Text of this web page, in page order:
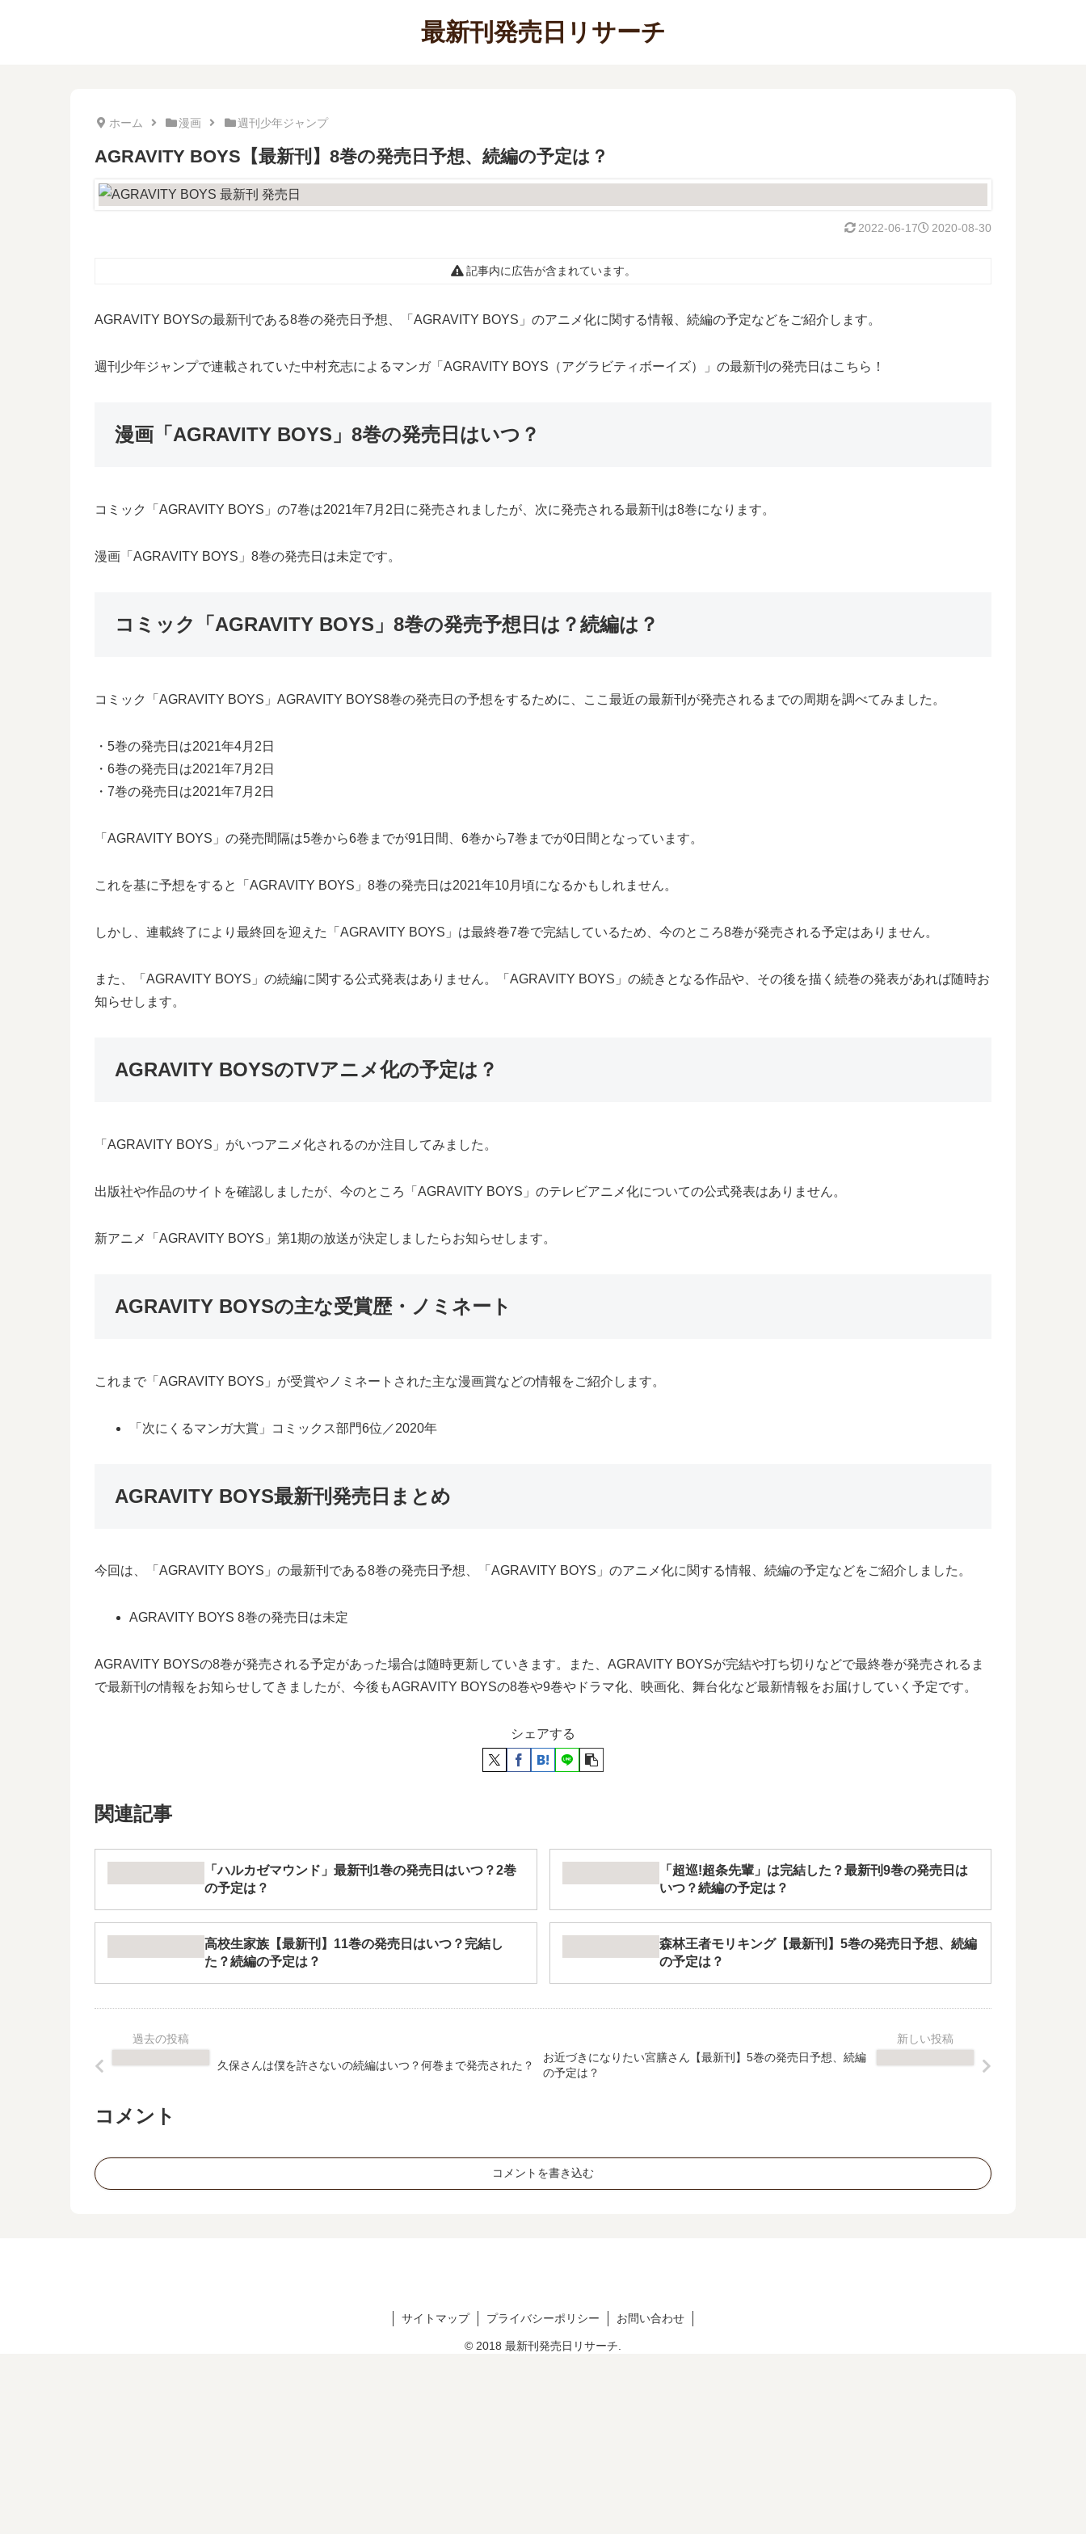
最新刊発売日リサーチ
ホーム 漫画 週刊少年ジャンプ
AGRAVITY BOYS【最新刊】8巻の発売日予想、続編の予定は？
2020-08-30
2022-06-17
記事内に広告が含まれています。
AGRAVITY BOYSの最新刊である8巻の発売日予想、「AGRAVITY BOYS」のアニメ化に関する情報、続編の予定などをご紹介します。
週刊少年ジャンプで連載されていた中村充志によるマンガ「AGRAVITY BOYS（アグラビティボーイズ）」の最新刊の発売日はこちら！
漫画「AGRAVITY BOYS」8巻の発売日はいつ？
コミック「AGRAVITY BOYS」の7巻は2021年7月2日に発売されましたが、次に発売される最新刊は8巻になります。
漫画「AGRAVITY BOYS」8巻の発売日は未定です。
コミック「AGRAVITY BOYS」8巻の発売予想日は？続編は？
コミック「AGRAVITY BOYS」AGRAVITY BOYS8巻の発売日の予想をするために、ここ最近の最新刊が発売されるまでの周期を調べてみました。
・5巻の発売日は2021年4月2日
・6巻の発売日は2021年7月2日
・7巻の発売日は2021年7月2日
「AGRAVITY BOYS」の発売間隔は5巻から6巻までが91日間、6巻から7巻までが0日間となっています。
これを基に予想をすると「AGRAVITY BOYS」8巻の発売日は2021年10月頃になるかもしれません。
しかし、連載終了により最終回を迎えた「AGRAVITY BOYS」は最終巻7巻で完結しているため、今のところ8巻が発売される予定はありません。
また、「AGRAVITY BOYS」の続編に関する公式発表はありません。「AGRAVITY BOYS」の続きとなる作品や、その後を描く続巻の発表があれば随時お
知らせします。
AGRAVITY BOYSのTVアニメ化の予定は？
「AGRAVITY BOYS」がいつアニメ化されるのか注目してみました。
出版社や作品のサイトを確認しましたが、今のところ「AGRAVITY BOYS」のテレビアニメ化についての公式発表はありません。
新アニメ「AGRAVITY BOYS」第1期の放送が決定しましたらお知らせします。
AGRAVITY BOYSの主な受賞歴・ノミネート
これまで「AGRAVITY BOYS」が受賞やノミネートされた主な漫画賞などの情報をご紹介します。
「次にくるマンガ大賞」コミックス部門6位／2020年
AGRAVITY BOYS最新刊発売日まとめ
今回は、「AGRAVITY BOYS」の最新刊である8巻の発売日予想、「AGRAVITY BOYS」のアニメ化に関する情報、続編の予定などをご紹介しました。
AGRAVITY BOYS 8巻の発売日は未定
AGRAVITY BOYSの8巻が発売される予定があった場合は随時更新していきます。また、AGRAVITY BOYSが完結や打ち切りなどで最終巻が発売されるま
で最新刊の情報をお知らせしてきましたが、今後もAGRAVITY BOYSの8巻や9巻やドラマ化、映画化、舞台化など最新情報をお届けしていく予定です。
シェアする
関連記事
「ハルカゼマウンド」最新刊1巻の発売日はいつ？2巻
の予定は？
「超巡!超条先輩」は完結した？最新刊9巻の発売日は
いつ？続編の予定は？
高校生家族【最新刊】11巻の発売日はいつ？完結し
た？続編の予定は？
森林王者モリキング【最新刊】5巻の発売日予想、続編
の予定は？
久保さんは僕を許さないの続編はいつ？何巻まで発売された？
お近づきになりたい宮膳さん【最新刊】5巻の発売日予想、続編
の予定は？
コメント
コメントを書き込む
サイトマップ プライバシーポリシー お問い合わせ
© 2018 最新刊発売日リサーチ.